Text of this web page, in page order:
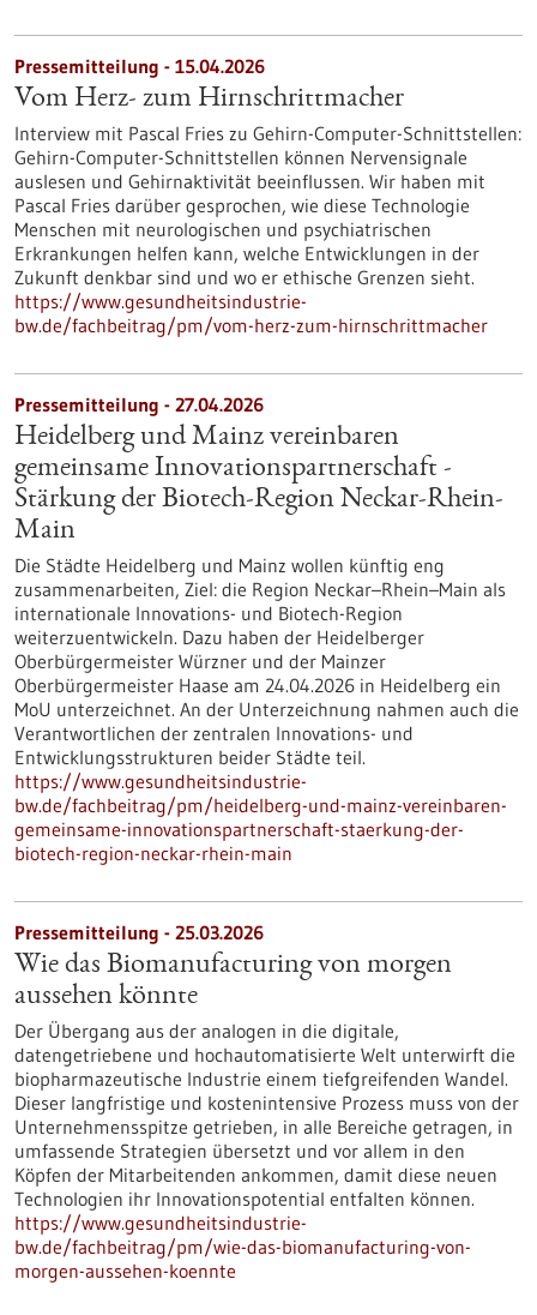
Pressemitteilung - 15.04.2026
Vom Herz- zum Hirnschrittmacher
Interview mit Pascal Fries zu Gehirn-Computer-Schnittstellen:
Gehirn-Computer-Schnittstellen können Nervensignale
auslesen und Gehirnaktivität beeinflussen. Wir haben mit
Pascal Fries darüber gesprochen, wie diese Technologie
Menschen mit neurologischen und psychiatrischen
Erkrankungen helfen kann, welche Entwicklungen in der
Zukunft denkbar sind und wo er ethische Grenzen sieht.
https://www.gesundheitsindustrie-
bw.de/fachbeitrag/pm/vom-herz-zum-hirnschrittmacher
Pressemitteilung - 27.04.2026
Heidelberg und Mainz vereinbaren
gemeinsame Innovationspartnerschaft -
Stärkung der Biotech-Region Neckar-Rhein-
Main
Die Städte Heidelberg und Mainz wollen künftig eng
zusammenarbeiten, Ziel: die Region Neckar–Rhein–Main als
internationale Innovations- und Biotech-Region
weiterzuentwickeln. Dazu haben der Heidelberger
Oberbürgermeister Würzner und der Mainzer
Oberbürgermeister Haase am 24.04.2026 in Heidelberg ein
MoU unterzeichnet. An der Unterzeichnung nahmen auch die
Verantwortlichen der zentralen Innovations- und
Entwicklungsstrukturen beider Städte teil.
https://www.gesundheitsindustrie-
bw.de/fachbeitrag/pm/heidelberg-und-mainz-vereinbaren-
gemeinsame-innovationspartnerschaft-staerkung-der-
biotech-region-neckar-rhein-main
Pressemitteilung - 25.03.2026
Wie das Biomanufacturing von morgen
aussehen könnte
Der Übergang aus der analogen in die digitale,
datengetriebene und hochautomatisierte Welt unterwirft die
biopharmazeutische Industrie einem tiefgreifenden Wandel.
Dieser langfristige und kostenintensive Prozess muss von der
Unternehmensspitze getrieben, in alle Bereiche getragen, in
umfassende Strategien übersetzt und vor allem in den
Köpfen der Mitarbeitenden ankommen, damit diese neuen
Technologien ihr Innovationspotential entfalten können.
https://www.gesundheitsindustrie-
bw.de/fachbeitrag/pm/wie-das-biomanufacturing-von-
morgen-aussehen-koennte